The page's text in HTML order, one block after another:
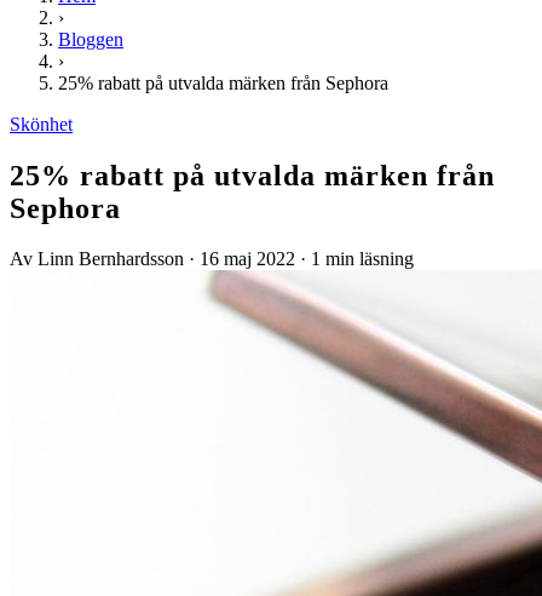
›
Bloggen
›
25% rabatt på utvalda märken från Sephora
Skönhet
25% rabatt på utvalda märken från
Sephora
Av Linn Bernhardsson · 16 maj 2022 · 1 min läsning